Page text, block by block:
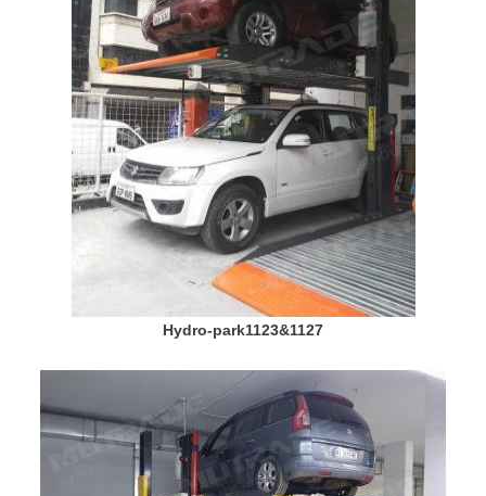
Hydro-park1123&1127